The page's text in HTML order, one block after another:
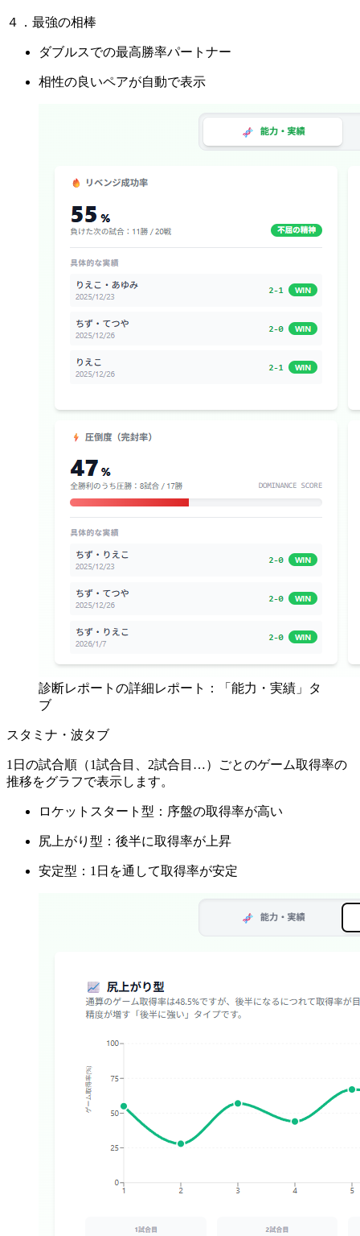
４．最強の相棒
ダブルスでの最高勝率パートナー
相性の良いペアが自動で表示
診断レポートの詳細レポート：「能力・実績」タ
ブ
スタミナ・波タブ
1日の試合順（1試合目、2試合目…）ごとのゲーム取得率の
推移をグラフで表示します。
ロケットスタート型：序盤の取得率が高い
尻上がり型：後半に取得率が上昇
安定型：1日を通して取得率が安定